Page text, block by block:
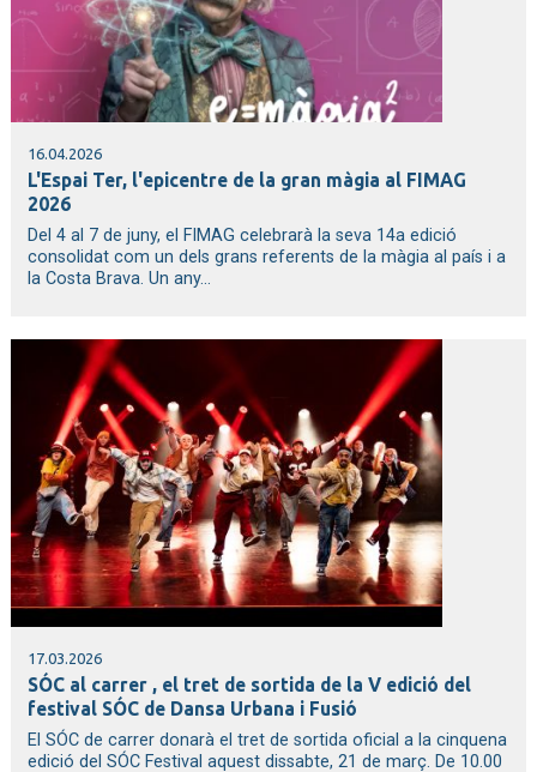
16.04.2026
L'Espai Ter, l'epicentre de la gran màgia al FIMAG
2026
Del 4 al 7 de juny, el FIMAG celebrarà la seva 14a edició
consolidat com un dels grans referents de la màgia al país i a
la Costa Brava. Un any...
17.03.2026
SÓC al carrer , el tret de sortida de la V edició del
festival SÓC de Dansa Urbana i Fusió
El SÓC de carrer donarà el tret de sortida oficial a la cinquena
edició del SÓC Festival aquest dissabte, 21 de març. De 10.00